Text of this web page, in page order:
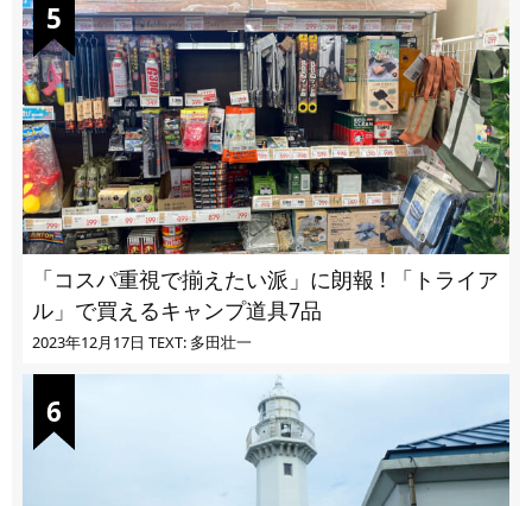
「コスパ重視で揃えたい派」に朗報 ! 「トライア
ル」で買えるキャンプ道具7品
2023年12月17日 TEXT: 多田壮一